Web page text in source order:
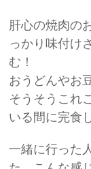
肝心の焼肉の
っかり味付け
む！
おうどんやお
そうそうこれ
いる間に完食
一緒に行った